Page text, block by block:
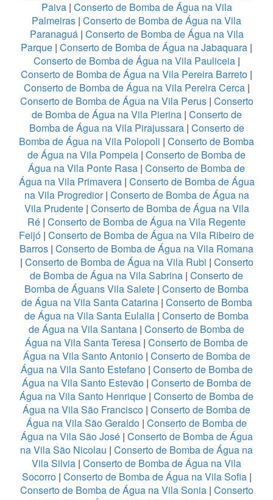
Paiva| Conserto de Bomba de Água na Vila
Palmeiras | Conserto de Bomba de Água na Vila
Paranaguá| Conserto de Bomba de Água na Vila
Parque | Conserto de Bomba de Água na Jabaquara |
Conserto de Bomba de Água na Vila Pauliceia|
Conserto de Bomba de Água na Vila Pereira Barreto |
Conserto de Bomba de Água na Vila Pereira Cerca|
Conserto de Bomba de Água na Vila Perus| Conserto
de Bomba de Água na Vila Pierina| Conserto de
Bomba de Água na Vila Pirajussara| Conserto de
Bomba de Água na Vila Polopoli | Conserto de Bomba
de Água na Vila Pompeia | Conserto de Bomba de
Água na Vila Ponte Rasa | Conserto de Bomba de
Água na Vila Primavera| Conserto de Bomba de Água
na Vila Progredior| Conserto de Bomba de Água na
Vila Prudente| Conserto de Bomba de Água na Vila
Ré | Conserto de Bomba de Água na Vila Regente
Feijó | Conserto de Bomba de Água na Vila Ribeiro de
Barros | Conserto de Bomba de Água na Vila Romana
| Conserto de Bomba de Água na Vila Rubi | Conserto
de Bomba de Água na Vila Sabrina | Conserto de
Bomba de Águans Vila Salete | Conserto de Bomba
de Água na Vila Santa Catarina| Conserto de Bomba
de Água na Vila Santa Eulalia | Conserto de Bomba
de Água na Vila Santana | Conserto de Bomba de
Água na Vila Santa Teresa | Conserto de Bomba de
Água na Vila Santo Antonio| Conserto de Bomba de
Água na Vila Santo Estefano| Conserto de Bomba de
Água na Vila Santo Estevão | Conserto de Bomba de
Água na Vila Santo Henrique | Conserto de Bomba de
Água na Vila São Francisco | Conserto de Bomba de
Água na Vila São Geraldo | Conserto de Bomba de
Água na Vila São José| Conserto de Bomba de Água
na Vila São Nicolau | Conserto de Bomba de Água na
Vila Silvia | Conserto de Bomba de Água na Vila
Socorro| Conserto de Bomba de Água na Vila Sofia|
Conserto de Bomba de Água na Vila Sonia| Conserto